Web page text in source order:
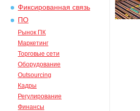
Фиксированная связь
ПО
Рынок ПК
Маркетинг
Торговые сети
Оборудование
Outsourcing
Кадры
Регулирование
Финансы